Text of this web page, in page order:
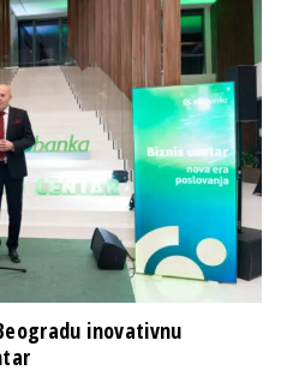
inovativnu